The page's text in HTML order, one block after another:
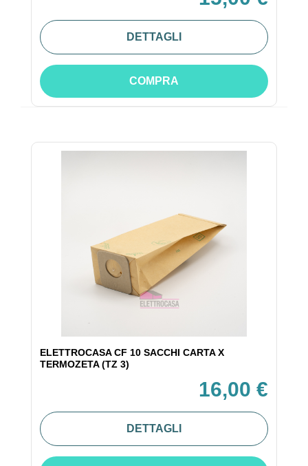
DETTAGLI
COMPRA
ELETTROCASA CF 10 SACCHI CARTA X
TERMOZETA (TZ 3)
16,00 €
DETTAGLI